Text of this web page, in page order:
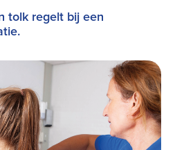
tolk regelt bij een